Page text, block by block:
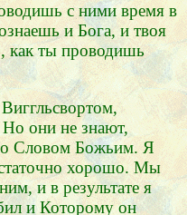
с ними время в
и Бога, и твоя
как ты проводишь
они не знают,
Словом Божьим. Я
хорошо. Мы
и в результате я
и Которому он